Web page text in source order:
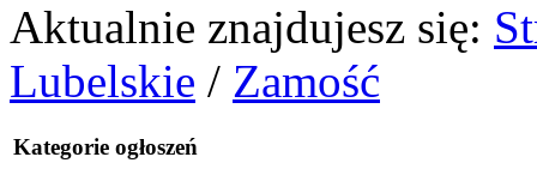
Aktualnie znajdujesz się:
Lubelskie / Zamość
Kategorie ogłoszeń